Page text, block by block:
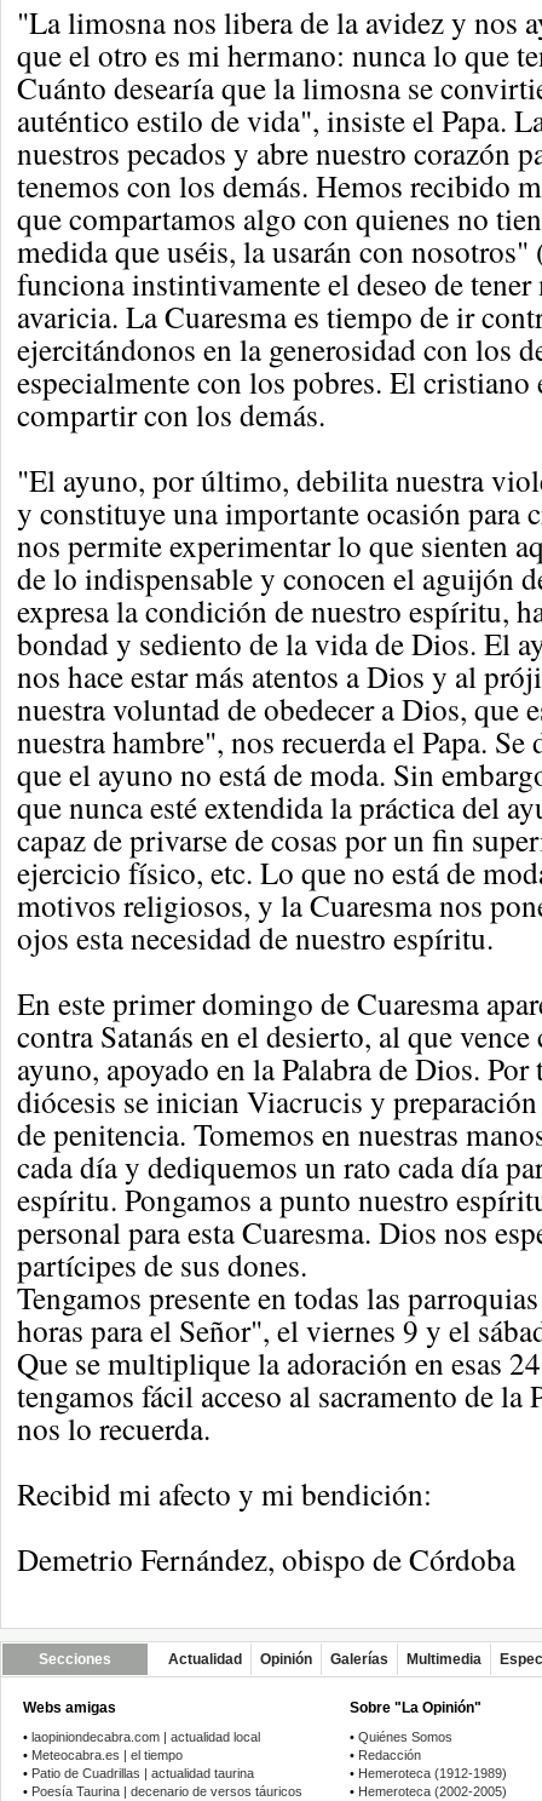
"La limosna nos libera de la avidez y nos
que el otro es mi hermano: nunca lo que
Cuánto desearía que la limosna se
auténtico estilo de vida", insiste el Papa.
nuestros pecados y abre nuestro corazón
tenemos con los demás. Hemos recibido
que compartamos algo con quienes no
medida que uséis, la usarán con
funciona instintivamente el deseo de tener
avaricia. La Cuaresma es tiempo de ir
ejercitándonos en la generosidad con los
especialmente con los pobres. El cristiano
compartir con los demás.
"El ayuno, por último, debilita nuestra
y constituye una importante ocasión para
nos permite experimentar lo que sienten
de lo indispensable y conocen el aguijón
expresa la condición de nuestro espíritu,
bondad y sediento de la vida de Dios. El
nos hace estar más atentos a Dios y al
nuestra voluntad de obedecer a Dios, que
nuestra hambre", nos recuerda el Papa. Se
que el ayuno no está de moda. Sin
que nunca esté extendida la práctica del
capaz de privarse de cosas por un fin
ejercicio físico, etc. Lo que no está de
motivos religiosos, y la Cuaresma nos
ojos esta necesidad de nuestro espíritu.
En este primer domingo de Cuaresma
contra Satanás en el desierto, al que
ayuno, apoyado en la Palabra de Dios. Por
diócesis se inician Viacrucis y preparación
de penitencia. Tomemos en nuestras
cada día y dediquemos un rato cada día
espíritu. Pongamos a punto nuestro
personal para esta Cuaresma. Dios nos
partícipes de sus dones.
Tengamos presente en todas las
horas para el Señor", el viernes 9 y el
Que se multiplique la adoración en esas
tengamos fácil acceso al sacramento de la
nos lo recuerda.
Recibid mi afecto y mi bendición:
Demetrio Fernández, obispo de Córdoba
Secciones Actualidad Opinión Galerías Multimedia
Webs amigas
• laopiniondecabra.com | actualidad local
• Meteocabra.es | el tiempo
• Patio de Cuadrillas | actualidad taurina
• Poesía Taurina | decenario de versos táuricos
Sobre "La Opinión"
• Quiénes Somos
• Redacción
• Hemeroteca (1912-1989)
• Hemeroteca (2002-2005)